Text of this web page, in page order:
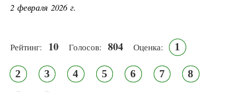
2 февраля 2026 г.
Рейтинг: 10 Голосов: 804 Оценка: 1
2 3 4 5 6 7 8